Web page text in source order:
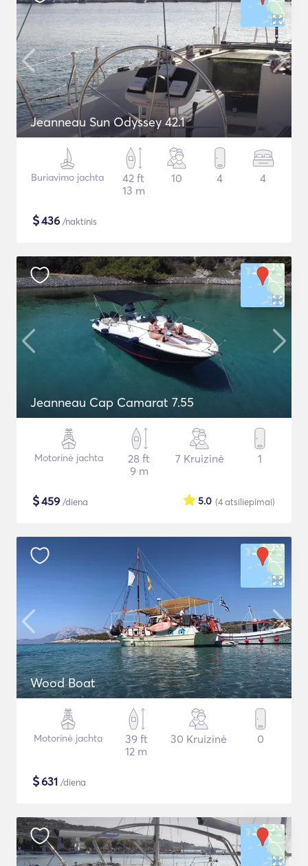
Jeanneau Sun Odyssey 42.1
Buriavimo jachta
42 ft
13 m
10 4 4
$436 /naktinis
Jeanneau Cap Camarat 7.55
Motorinė jachta
28 ft
9 m
7 Kruizinė 1
$459 /diena (4atsiliepimai)
5.0
Wood Boat
Motorinė jachta
39 ft
12 m
30 Kruizinė 0
$631 /diena